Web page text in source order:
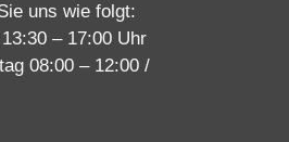
uns wie folgt:
– 17:00 Uhr
08:00 – 12:00 /